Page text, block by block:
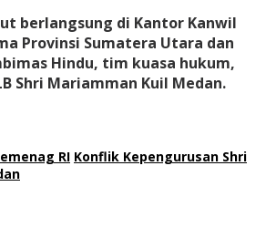
berlangsung di Kantor Kanwil
Provinsi Sumatera Utara dan
Hindu, tim kuasa hukum,
Shri Mariamman Kuil Medan.
RI Konflik Kepengurusan Shri